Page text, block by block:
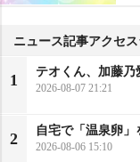
ニュース記事アクセ
1
テオくん、加藤
2026-08-07 21:21
2
自宅で「温泉卵
2026-08-06 15:10